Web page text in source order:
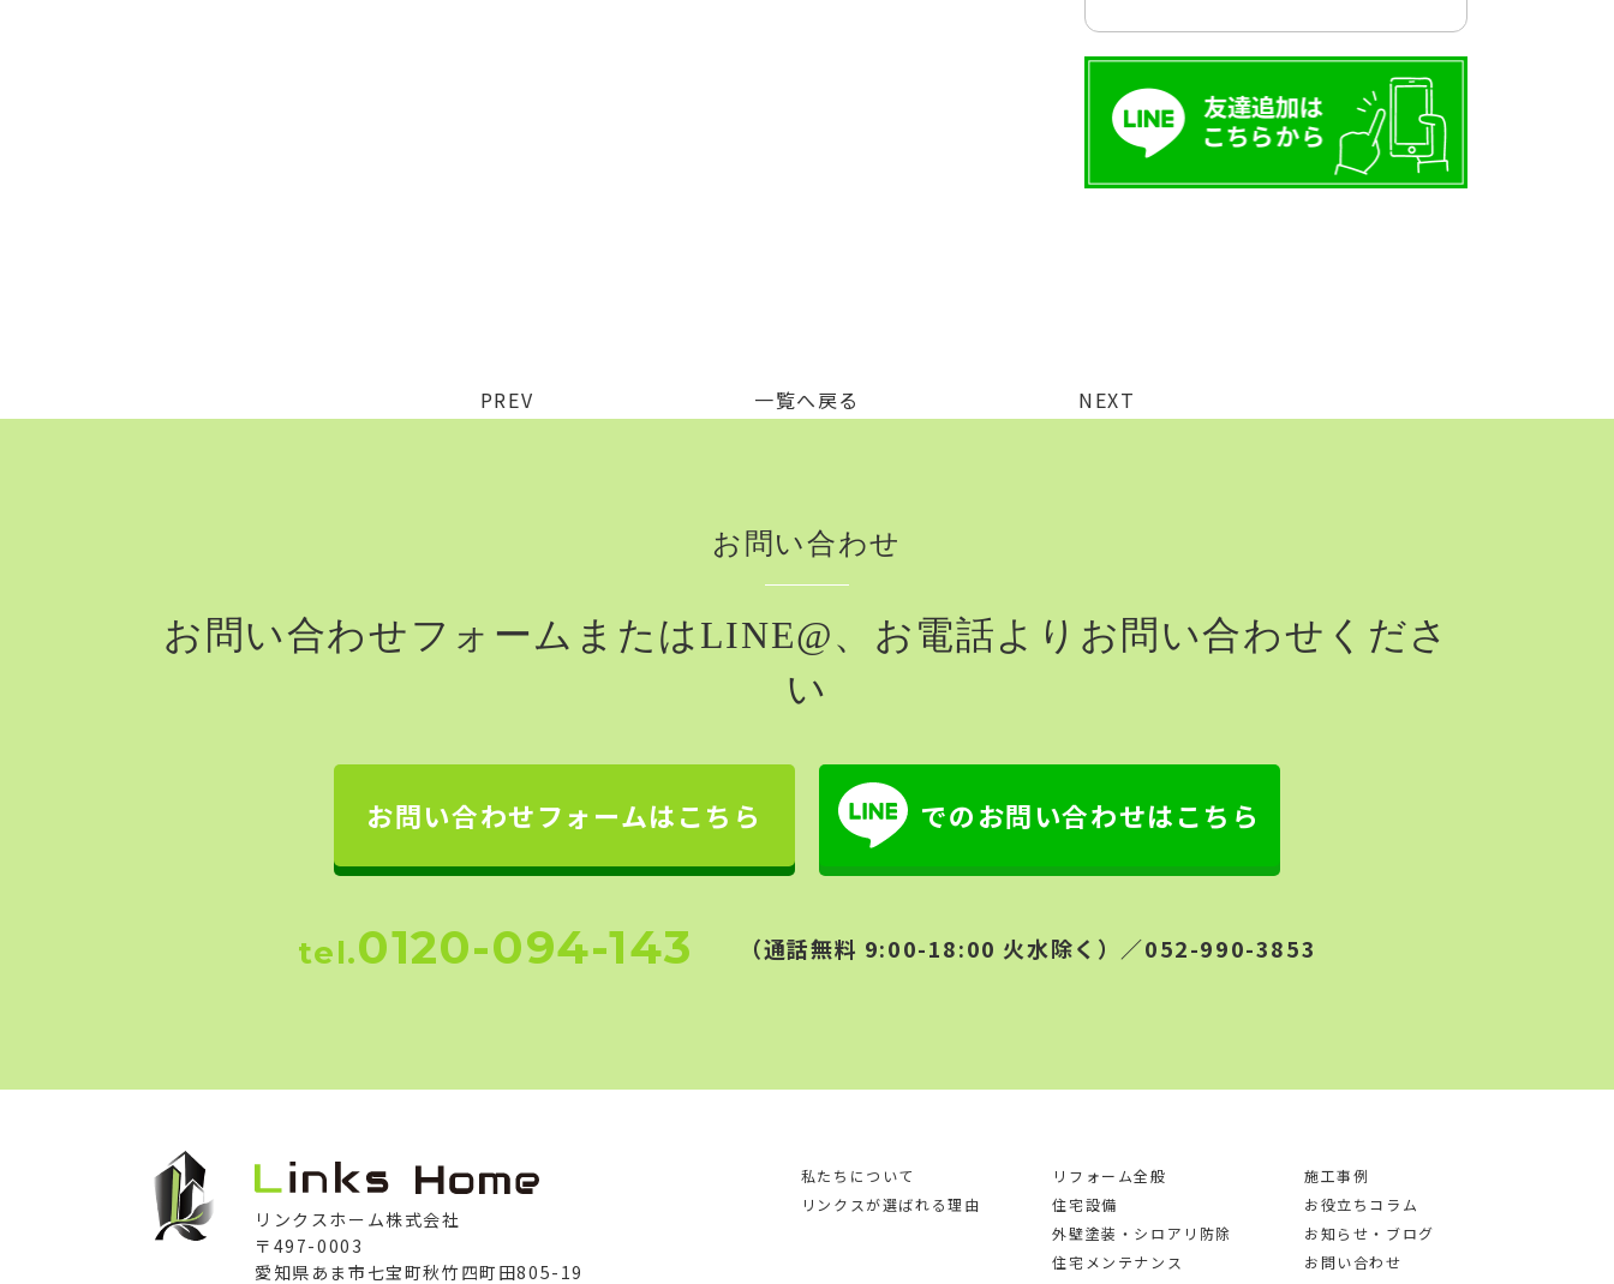
PREV 一覧へ戻る NEXT
お問い合わせ
お問い合わせフォームまたはLINE@、 お電話よりお問い合わせくださ
い
お問い合わせフォームはこちら でのお問い合わせはこちら
tel.0120-094-143 （通話無料 9:00-18:00 火水除く）／052-990-3853
リンクスホーム株式会社
〒497-0003
愛知県あま市七宝町秋竹四町田805-19
私たちについて
リンクスが選ばれる理由
リフォーム全般
住宅設備
外壁塗装・シロアリ防除
住宅メンテナンス
施工事例
お役立ちコラム
お知らせ・ブログ
お問い合わせ